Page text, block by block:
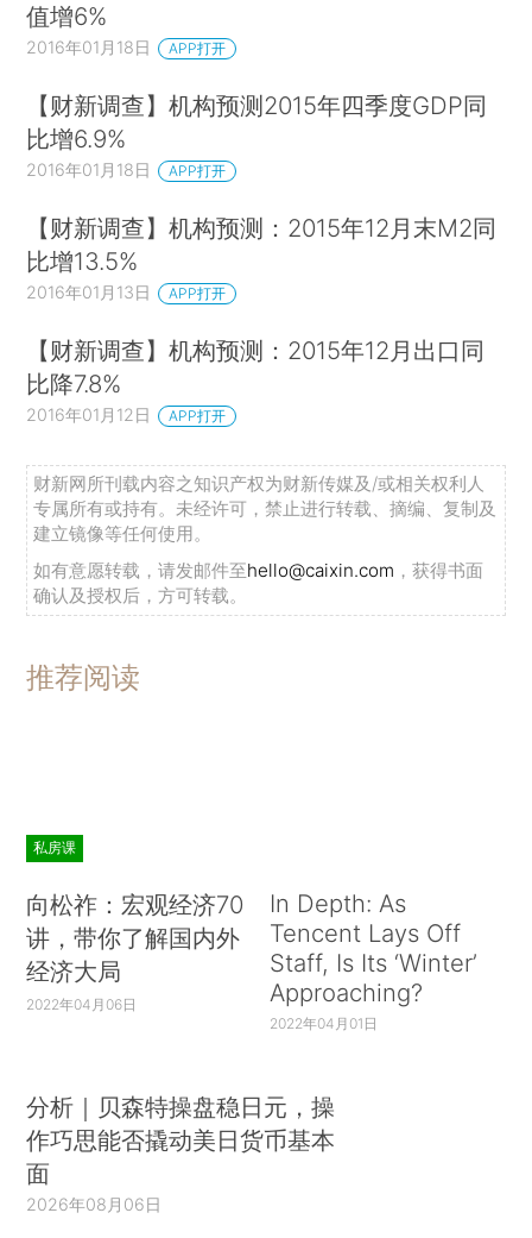
值增6%
2016年01月18日 APP打开
【财新调查】机构预测2015年四季度GDP同
比增6.9%
2016年01月18日 APP打开
【财新调查】机构预测：2015年12月末M2同
比增13.5%
2016年01月13日 APP打开
【财新调查】机构预测：2015年12月出口同
比降7.8%
2016年01月12日 APP打开
财新网所刊载内容之知识产权为财新传媒及/或相关权利人
专属所有或持有。未经许可，禁止进行转载、摘编、复制及
建立镜像等任何使用。
如有意愿转载，请发邮件至hello@caixin.com ，获得书面
确认及授权后，方可转载。
推荐阅读
私房课
向松祚：宏观经济70
讲，带你了解国内外
经济大局
2022年04月06日
In Depth: As
Tencent Lays Off
Staff, Is Its ‘Winter’
Approaching?
2022年04月01日
分析｜贝森特操盘稳日元，操
作巧思能否撬动美日货币基本
面
2026年08月06日